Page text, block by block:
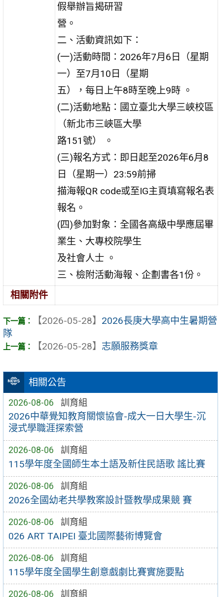
相關公告
2026-08-06 訓育組
2026中華覺知教育關懷協會-成大一日大學生-沉
浸式學職涯探索營
2026-08-06 訓育組
115學年度全國師生本土語及新住民語歌 謠比賽
2026-08-06 訓育組
2026全國幼老共學教案設計暨教學成果競 賽
2026-08-06 訓育組
026 ART TAIPEI 臺北國際藝術博覽會
2026-08-06 訓育組
115學年度全國學生創意戲劇比賽實施要點
2026-08-06 訓育組
假舉辦旨揭研習
營。
二、活動資訊如下：
(一)活動時間：2026年7月6日（星期
一）至7月10日（星期
五），每日上午8時至晚上9時 。
(二)活動地點：國立臺北大學三峽校區
（新北市三峽區大學
路151號） 。
(三)報名方式：即日起至2026年6月8
日（星期一）23:59前掃
描海報QR code或至IG主頁填寫報名表
報名。
(四)參加對象：全國各高級中學應屆畢
業生、大專校院學生
及社會人士 。
三、檢附活動海報、企劃書各1份。
相關附件
【2026-05-28】 2026長庚大學高中生暑期營
隊
【2026-05-28】 志願服務獎章